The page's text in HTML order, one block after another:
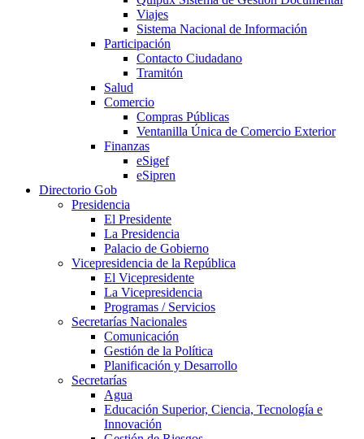
Viajes
Sistema Nacional de Información
Participación
Contacto Ciudadano
Tramitón
Salud
Comercio
Compras Públicas
Ventanilla Única de Comercio Exterior
Finanzas
eSigef
eSipren
Directorio Gob
Presidencia
El Presidente
La Presidencia
Palacio de Gobierno
Vicepresidencia de la República
El Vicepresidente
La Vicepresidencia
Programas / Servicios
Secretarías Nacionales
Comunicación
Gestión de la Política
Planificación y Desarrollo
Secretarías
Agua
Educación Superior, Ciencia, Tecnología e
Innovación